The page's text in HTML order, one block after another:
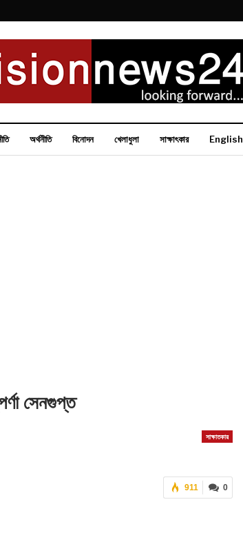
অর্থনীতি বিনোদন খেলাধুলা সাক্ষাৎকার English
সেনগুপ্ত
সাক্ষাতকার
0
911